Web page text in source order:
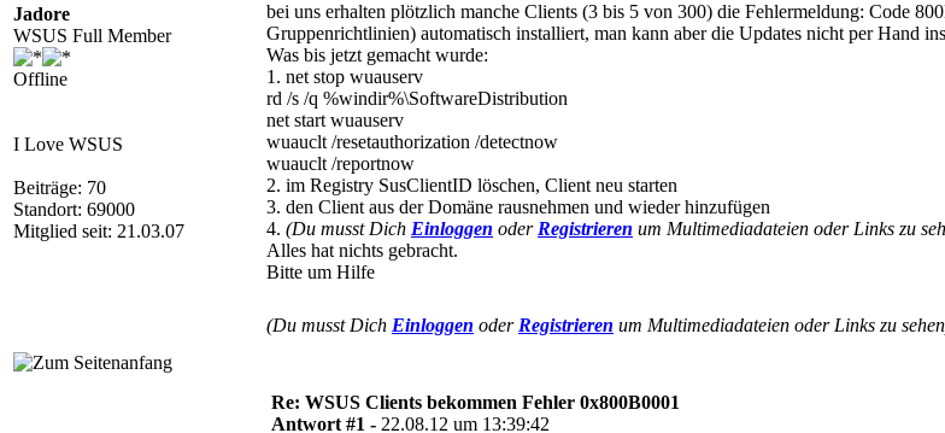
Jadore
WSUS Full Member
Offline
I Love WSUS
Beiträge: 70
Standort: 69000
Mitglied seit: 21.03.07
bei uns erhalten plötzlich manche Clients (3 bis 5 von 300) die Fehlermeldung: Code
Gruppenrichtlinien) automatisch installiert, man kann aber die Updates nicht per Hand
Was bis jetzt gemacht wurde:
1. net stop wuauserv
rd /s /q %windir%\SoftwareDistribution
net start wuauserv
wuauclt /resetauthorization /detectnow
wuauclt /reportnow
2. im Registry SusClientID löschen, Client neu starten
3. den Client aus der Domäne rausnehmen und wieder hinzufügen
4. (Du musst Dich Einloggen oder Registrieren um Multimediadateien oder Links zu
Alles hat nichts gebracht.
Bitte um Hilfe
(Du musst Dich Einloggen oder Registrieren um Multimediadateien oder Links zu
Re: WSUS Clients bekommen Fehler 0x800B0001
Antwort #1 - 22.08.12 um 13:39:42